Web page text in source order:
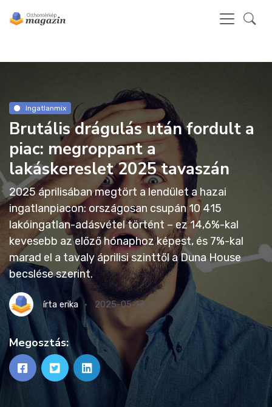
Ingatlanmix
Brutális drágulás után fordult a
piac: megroppant a
lakáskereslet 2025 tavaszán
2025 áprilisában megtört a lendület a hazai
ingatlanpiacon: országosan csupán 10 415
lakóingatlan-adásvétel történt – ez 14,6%-kal
kevesebb az előző hónaphoz képest, és 7%-kal
marad el a tavaly áprilisi szinttől a Duna House
becslése szerint.
írta erika 2025-05-17
Megosztás: